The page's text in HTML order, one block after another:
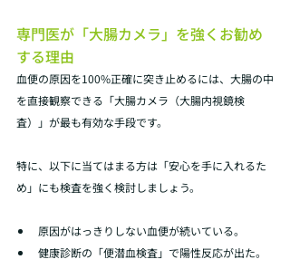
専門医が「大腸カメラ」を強くお勧め
する理由
血便の原因を100%正確に突き止めるには、大腸の中
を直接観察できる「大腸カメラ（大腸内視鏡検
査）」が最も有効な手段です。
特に、以下に当てはまる方は「安心を手に入れるた
め」にも検査を強く検討しましょう。
原因がはっきりしない血便が続いている。
健康診断の「便潜血検査」で陽性反応が出た。